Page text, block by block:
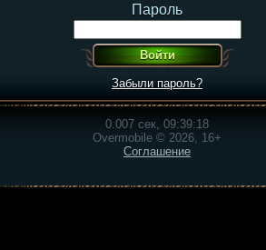
Пароль
Забыли пароль?
0.007 сек, 09:39:18
Overmobile © 2026, 16+
Соглашение